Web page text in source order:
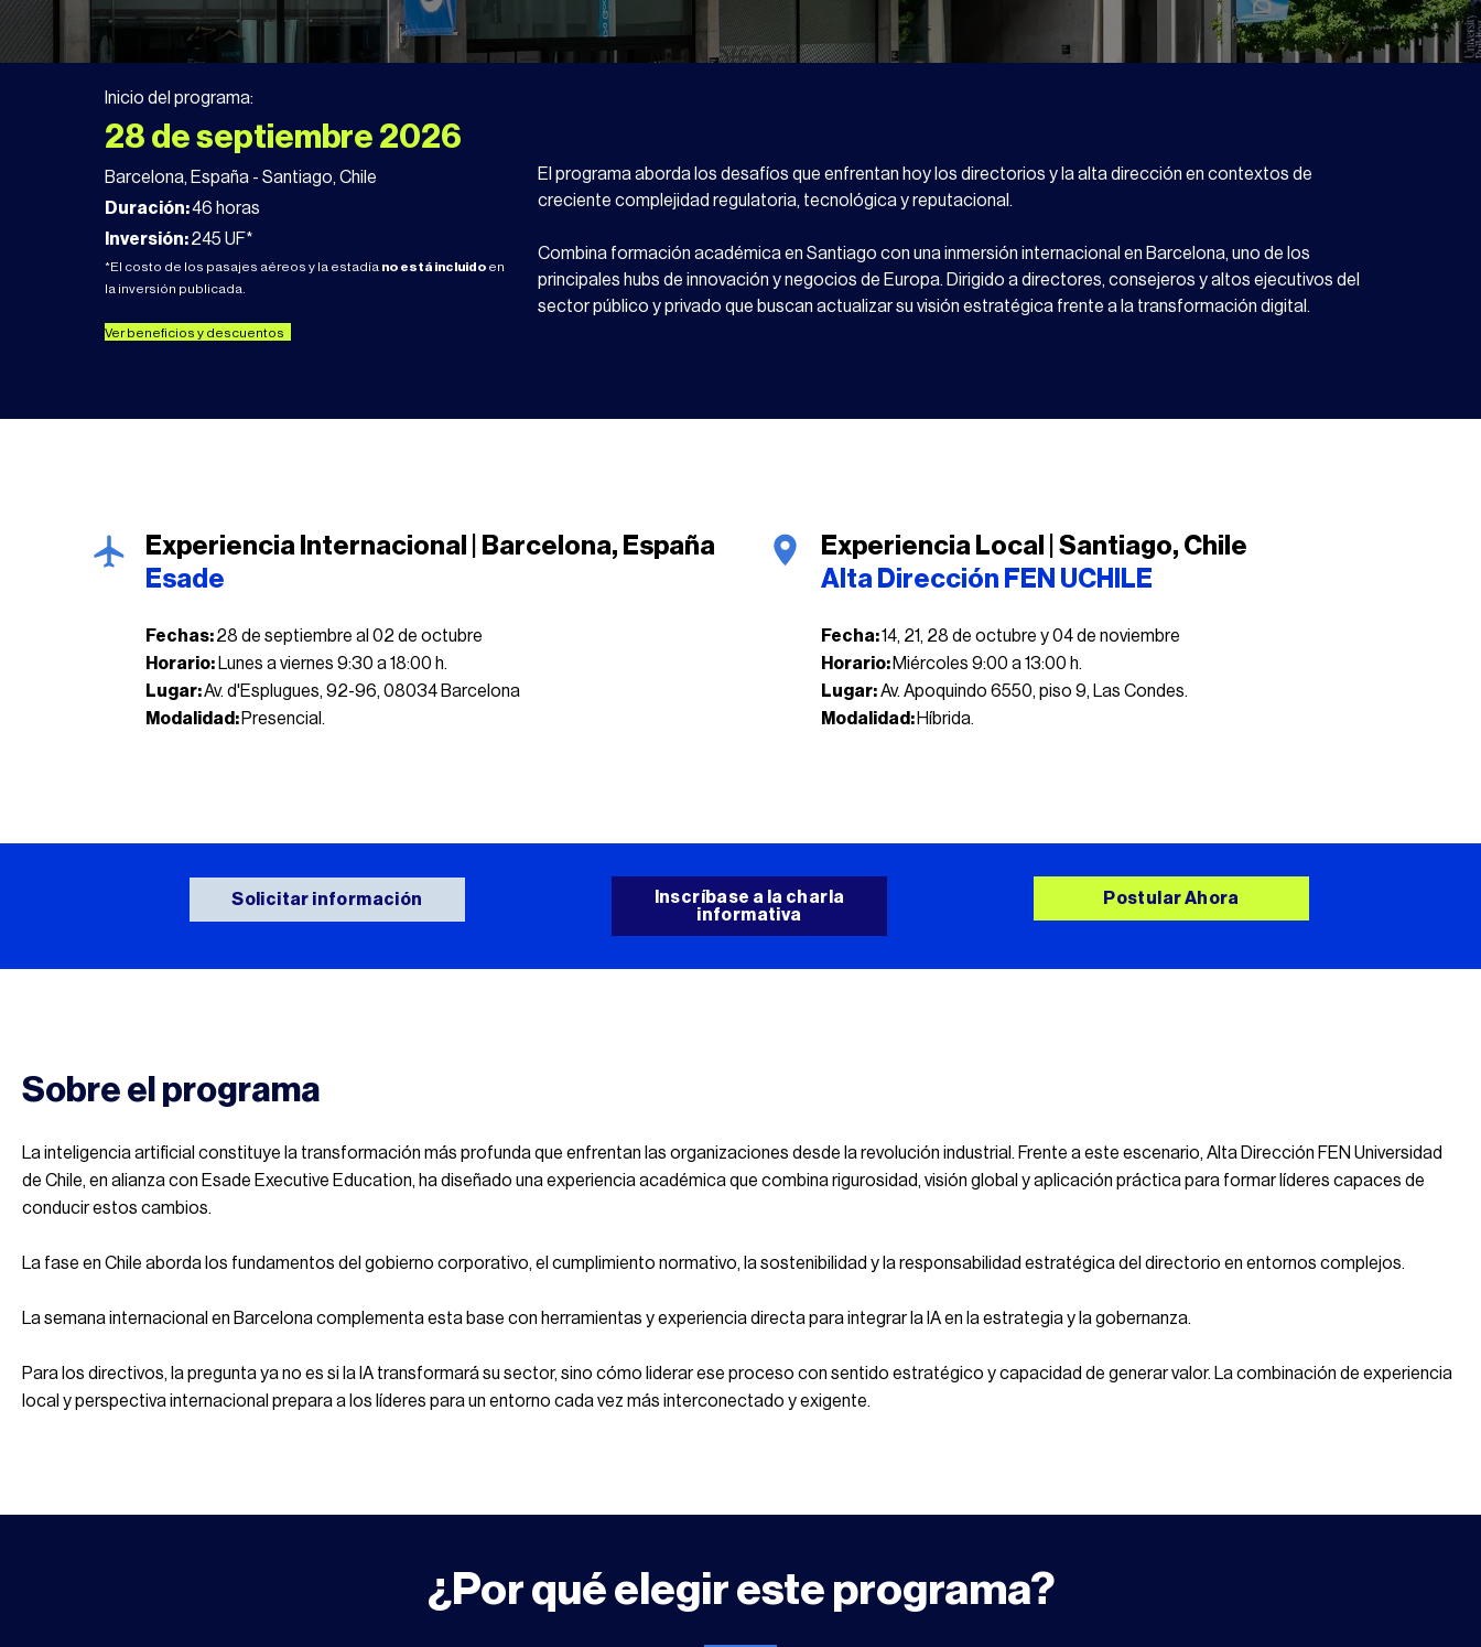
Inicio del programa:
28 de septiembre 2026
Barcelona, España - Santiago, Chile
Duración:46 horas
Inversión:245 UF*
*El costo de los pasajes aéreos y la estadía no está incluido en
la inversión publicada.
Ver beneficios y descuentos
El programa aborda los desafíos que enfrentan hoy los directorios y la alta dirección en contextos de
creciente complejidad regulatoria, tecnológica y reputacional.
Combina formación académica en Santiago con una inmersión internacional en Barcelona, uno de los
principales hubs de innovación y negocios de Europa. Dirigido a directores, consejeros y altos ejecutivos del
sector público y privado que buscan actualizar su visión estratégica frente a la transformación digital.
Experiencia Internacional | Barcelona, España
Esade
Fechas:28 de septiembre al 02 de octubre
Horario: Lunes a viernes 9:30 a 18:00 h.
Lugar:Av. d'Esplugues, 92-96, 08034 Barcelona
Modalidad: Presencial.
Experiencia Local | Santiago, Chile
Alta Dirección FEN UCHILE
Fecha:14, 21, 28 de octubre y 04 de noviembre
Horario: Miércoles 9:00 a 13:00 h.
Lugar:Av. Apoquindo 6550, piso 9, Las Condes.
Modalidad: Híbrida.
Solicitar información
Inscríbase a la charla
informativa
Postular Ahora
Sobre el programa
La inteligencia artificial constituye la transformación más profunda que enfrentan las organizaciones desde la revolución industrial. Frente a este escenario, Alta Dirección FEN Universidad
de Chile, en alianza con Esade Executive Education, ha diseñado una experiencia académica que combina rigurosidad, visión global y aplicación práctica para formar líderes capaces de
conducir estos cambios.
La fase en Chile aborda los fundamentos del gobierno corporativo, el cumplimiento normativo, la sostenibilidad y la responsabilidad estratégica del directorio en entornos complejos.
La semana internacional en Barcelona complementa esta base con herramientas y experiencia directa para integrar la IA en la estrategia y la gobernanza.
Para los directivos, la pregunta ya no es si la IA transformará su sector, sino cómo liderar ese proceso con sentido estratégico y capacidad de generar valor. La combinación de experiencia
local y perspectiva internacional prepara a los líderes para un entorno cada vez más interconectado y exigente.
¿Por qué elegir este programa?